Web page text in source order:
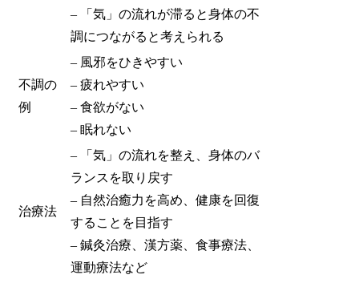
– 「気」の流れが滞ると身体の不
調につながると考えられる
不調の
例
– 風邪をひきやすい
– 疲れやすい
– 食欲がない
– 眠れない
治療法
– 「気」の流れを整え、身体のバ
ランスを取り戻す
– 自然治癒力を高め、健康を回復
することを目指す
– 鍼灸治療、漢方薬、食事療法、
運動療法など